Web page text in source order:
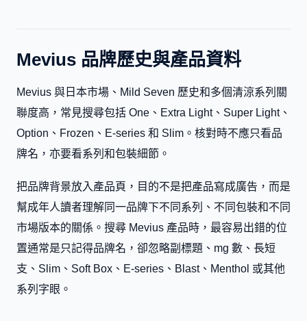
Mevius 品牌歷史與產品資料
Mevius 與日本市場、Mild Seven 歷史和多個清涼系列關
聯度高，常見搜尋包括 One、Extra Light、Super Light、
Option、Frozen、E-series 和 Slim。核對時不應只看品
牌名，亦要看系列和包裝細節。
把品牌背景放入產品頁，目的不是把產品寫成廣告，而是
幫成年人讀者理解同一品牌下不同系列、不同包裝和不同
市場版本的關係。搜尋 Mevius 產品時，最容易出錯的位
置通常是只記得品牌名，卻忽略副標題、mg 數、長短
支、Slim、Soft Box、E-series、Blast、Menthol 或其他
系列字眼。